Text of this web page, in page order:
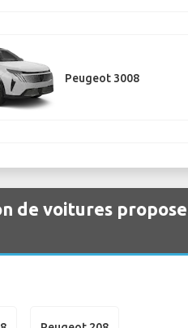
Peugeot 3008
de voitures